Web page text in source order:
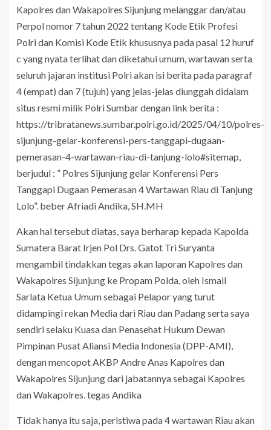
Kapolres dan Wakapolres Sijunjung melanggar dan/atau
Perpol nomor 7 tahun 2022 tentang Kode Etik Profesi
Polri dan Komisi Kode Etik khususnya pada pasal 12 huruf
c yang nyata terlihat dan diketahui umum, wartawan serta
seluruh jajaran institusi Polri akan isi berita pada paragraf
4 (empat) dan 7 (tujuh) yang jelas-jelas diunggah didalam
situs resmi milik Polri Sumbar dengan link berita :
https://tribratanews.sumbar.polri.go.id/2025/04/10/polres-
sijunjung-gelar-konferensi-pers-tanggapi-dugaan-
pemerasan-4-wartawan-riau-di-tanjung-lolo#sitemap,
berjudul : ” Polres Sijunjung gelar Konferensi Pers
Tanggapi Dugaan Pemerasan 4 Wartawan Riau di Tanjung
Lolo”. beber Afriadi Andika, SH.MH
Akan hal tersebut diatas, saya berharap kepada Kapolda
Sumatera Barat Irjen Pol Drs. Gatot Tri Suryanta
mengambil tindakkan tegas akan laporan Kapolres dan
Wakapolres Sijunjung ke Propam Polda, oleh Ismail
Sarlata Ketua Umum sebagai Pelapor yang turut
didampingi rekan Media dari Riau dan Padang serta saya
sendiri selaku Kuasa dan Penasehat Hukum Dewan
Pimpinan Pusat Aliansi Media Indonesia (DPP-AMI),
dengan mencopot AKBP Andre Anas Kapolres dan
Wakapolres Sijunjung dari jabatannya sebagai Kapolres
dan Wakapolres. tegas Andika
Tidak hanya itu saja, peristiwa pada 4 wartawan Riau akan